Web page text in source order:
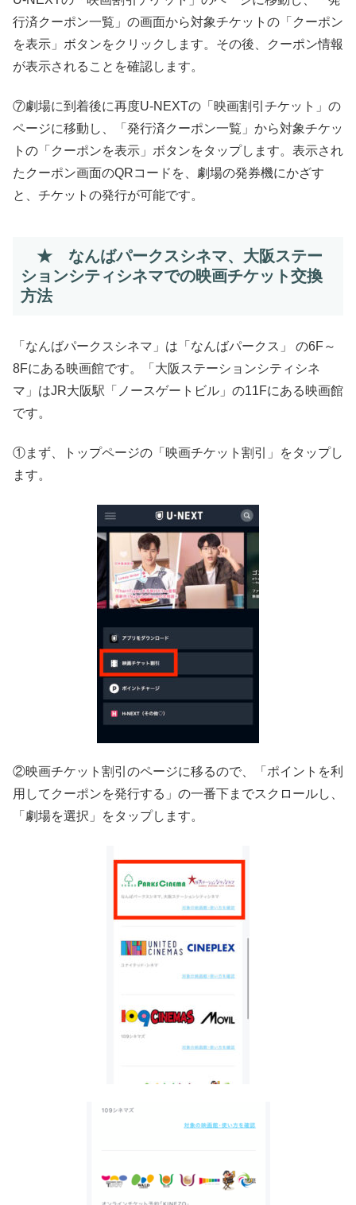
行済クーポン一覧」の画面から対象チケットの「クーポン
を表示」ボタンをクリックします。その後、クーポン情報
が表示されることを確認します。
⑦劇場に到着後に再度U-NEXTの「映画割引チケット」の
ページに移動し、「発行済クーポン一覧」から対象チケッ
トの「クーポンを表示」ボタンをタップします。表示され
たクーポン画面のQRコードを、劇場の発券機にかざす
と、チケットの発行が可能です。
★ なんばパークスシネマ、大阪ステー
ションシティシネマでの映画チケット交換
方法
「なんばパークスシネマ」は「なんばパークス」 の6F～
8Fにある映画館です。「大阪ステーションシティシネ
マ」はJR大阪駅「ノースゲートビル」の11Fにある映画館
です。
①まず、トップページの「映画チケット割引」をタップし
ます。
②映画チケット割引のページに移るので、「ポイントを利
用してクーポンを発行する」の一番下までスクロールし、
「劇場を選択」をタップします。